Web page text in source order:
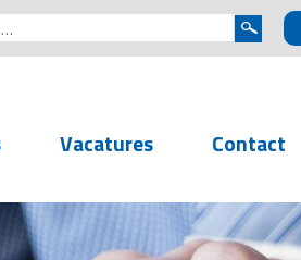
Vacatures Contact